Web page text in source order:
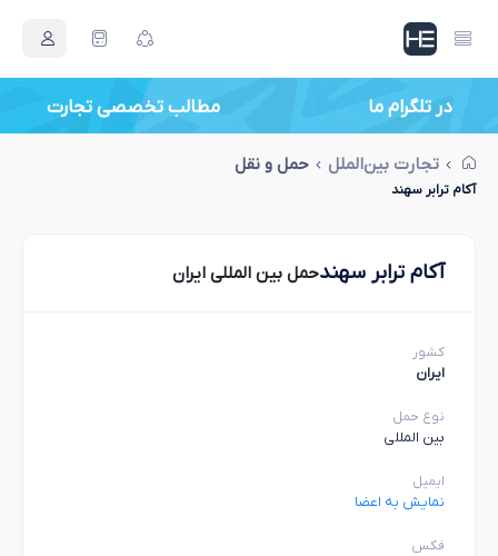
در تلگرام ما مطالب تخصصی تجارت
تجارت بین‌الملل حمل و نقل
آکام ترابر سهند
آکام ترابر سهندحمل بین المللی ایران
کشور
ایران
نوع حمل
بین المللی
ایمیل
نمایش به اعضا
فکس